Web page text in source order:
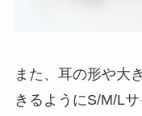
また、耳の形や大
きるようにS/M/L